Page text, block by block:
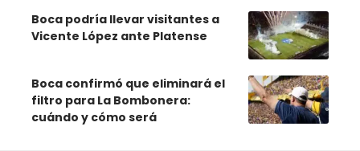
Boca podría llevar visitantes a
Vicente López ante Platense
Boca confirmó que eliminará el
filtro para La Bombonera:
cuándo y cómo será